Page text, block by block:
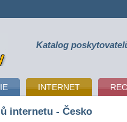
Katalog
INTERNET
internetu - Česko